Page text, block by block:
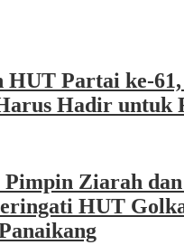
HUT Partai ke-
Hadir untuk
Ziarah
HUT